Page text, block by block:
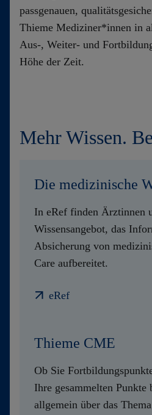
passgenauen,
Thieme Mediziner*innen in
Aus-, Weiter- und
Höhe der Zeit.
Mehr Wissen.
Die medizinische
In eRef finden Ärztinnen
Wissensangebot, das
Absicherung von
Care aufbereitet.
eRef
Thieme CME
Ob Sie
Ihre gesammelten
allgemein über das